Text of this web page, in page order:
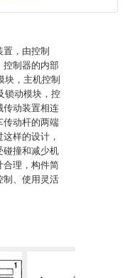
，由控制
控制器的内部
块，主机控制
锁动模块，控
传动装置相连
传动杆的两端
样的设计，
碰撞和减少机
合理，构件简
制、使用灵活